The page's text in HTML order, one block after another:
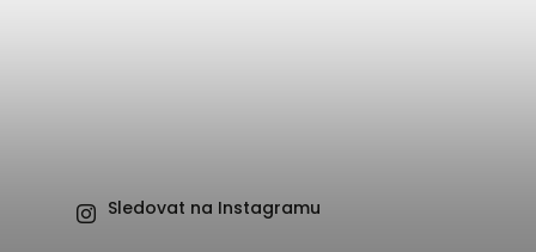
Sledovat na Instagramu